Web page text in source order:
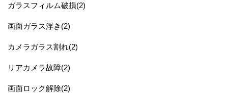
ガラスフィルム破損(2)
画面ガラス浮き(2)
カメラガラス割れ(2)
リアカメラ故障(2)
画面ロック解除(2)